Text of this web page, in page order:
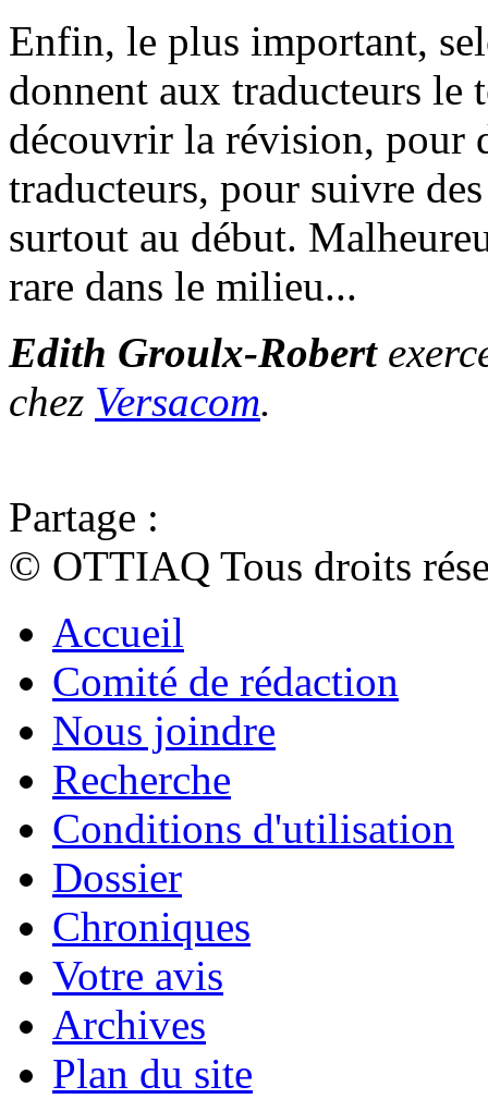
Enfin, le plus important,
donnent aux traducteurs le
découvrir la révision, pour
traducteurs, pour suivre
surtout au début.
rare dans le milieu...
Edith Groulx-Robert
chez Versacom.
Partage :
© OTTIAQ Tous droits
Accueil
Comité de rédaction
Nous joindre
Recherche
Conditions d'utilisation
Dossier
Chroniques
Votre avis
Archives
Plan du site